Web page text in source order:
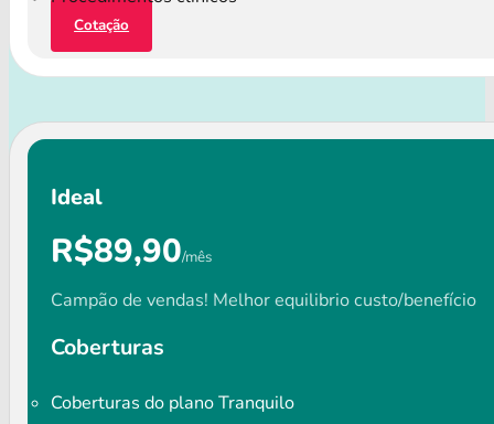
Cotação
Ideal
R$89,90/mês
Campão de vendas! Melhor equilibrio custo/benefício
Coberturas
Coberturas do plano Tranquilo